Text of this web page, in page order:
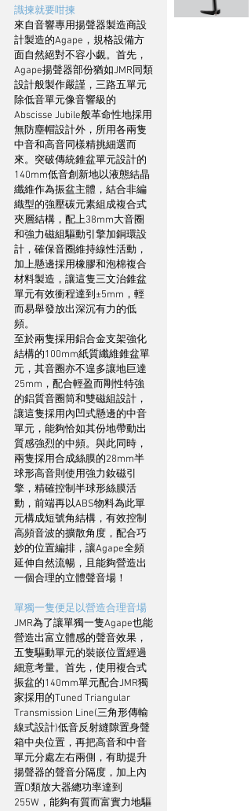
識揀就要咁揀
來自音響專用揚聲器製造商設
計製造的Agape，規格設備方
面自然絕對不容小覷。首先，
Agape揚聲器部份猶如JMR同類
設計般製作嚴謹，三路五單元
除低音單元像音響級的
Abscisse Jubile般革命性地採用
無防塵帽設計外，所用各兩隻
中音和高音同樣精挑細選而
來。突破傳統錐盆單元設計的
140mm低音創新地以液態結晶
纖維作為振盆主體，結合非編
織型的強壓碳元素組成複合式
夾層結構，配上38mm大音圈
和強力磁組驅動引擎加銅環設
計，確保音圈維持線性活動，
加上懸邊採用橡膠和泡棉複合
材料製造，讓這隻三文治錐盆
單元有效衝程達到±5mm，輕
而易舉發放出深沉有力的低
頻。
至於兩隻採用鋁合金支架強化
結構的100mm紙質纖維錐盆單
元，其音圈亦不遑多讓地巨達
25mm，配合輕盈而剛性特強
的鋁質音圈筒和雙磁組設計，
讓這隻採用內凹式懸邊的中音
單元，能夠恰如其份地帶動出
質感強烈的中頻。與此同時，
兩隻採用合成絲膜的28mm半
球形高音則使用強力釹磁引
擎，精確控制半球形絲膜活
動，前端再以ABS物料為此單
元構成短號角結構，有效控制
高頻音波的擴散角度，配合巧
妙的位置編排，讓Agape全頻
延伸自然流暢，且能夠營造出
一個合理的立體聲音場！
單獨一隻便足以營造合理音場
JMR為了讓單獨一隻Agape也能
營造出富立體感的聲音效果，
五隻驅動單元的裝嵌位置經過
細意考量。首先，使用複合式
振盆的140mm單元配合JMR獨
家採用的Tuned Triangular
Transmission Line(三角形傳輸
線式設計)低音反射縫隙置身聲
箱中央位置，再把高音和中音
單元分處左右兩側，有助提升
揚聲器的聲音分隔度，加上內
置D類放大器總功率達到
255W，能夠有質而富實力地驅